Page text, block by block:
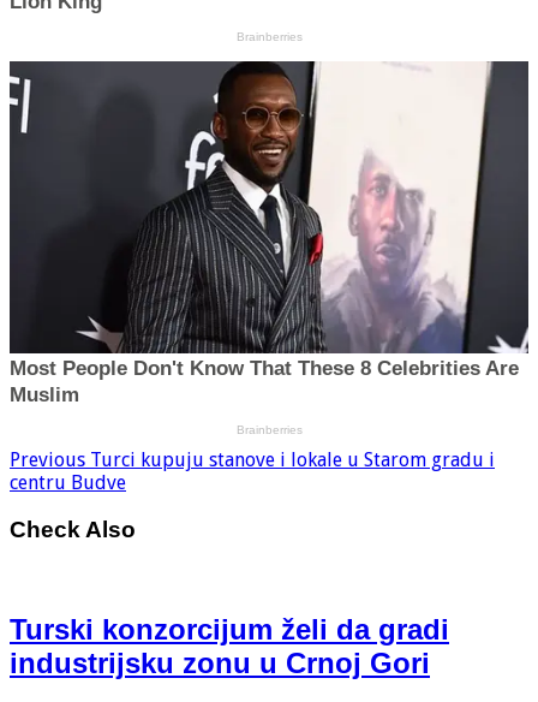
Previous Turci kupuju stanove i lokale u Starom gradu i
centru Budve
Check Also
Turski konzorcijum želi da gradi
industrijsku zonu u Crnoj Gori